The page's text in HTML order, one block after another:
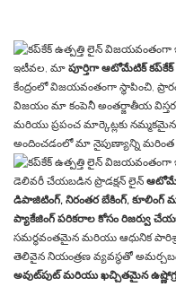
ఇటీవల, మా పూర్తిగా ఆటోమేటిక్ కప్‌కేక్
కేంద్రంలో విజయవంతంగా స్థాపించి,
విజయం మా కంపెనీ అంతర్జాతీయ
మరియు ప్రపంచ మార్కెట్లకు
అందించడంలో మా నైపుణ్యాన్ని మరింత
డెలివరీ చేయబడిన ప్రొడక్షన్ లైన్
డిపాజిటింగ్, నిరంతర బేకింగ్,
ప్యాకేజింగ్ పరికరాల కోసం రిజర్వు
సమర్థవంతమైన మరియు ఆధునిక
తెలివైన నియంత్రణ వ్యవస్థతో
అవుట్‌పుట్ మరియు ఖచ్చితమైన